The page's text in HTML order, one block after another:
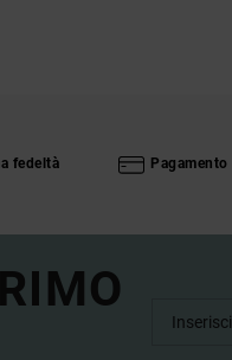
fedeltà